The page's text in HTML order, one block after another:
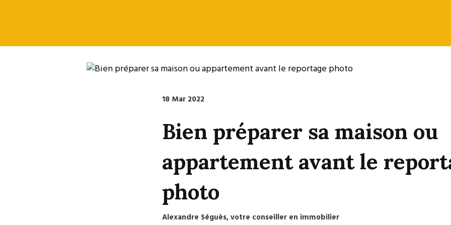
18 Mar 2022
Bien préparer sa maison ou
appartement avant le
photo
Alexandre Séguès, votre conseiller en immobilier